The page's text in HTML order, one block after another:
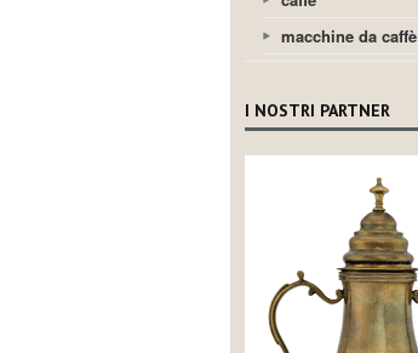
macchine da caffè
I NOSTRI PARTNER